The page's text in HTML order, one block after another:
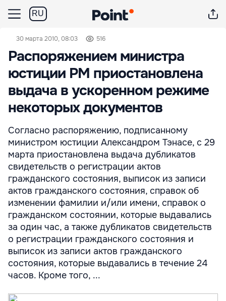
RU
30 марта 2010, 08:03 516
Распоряжением министра
юстиции РМ приостановлена
выдача в ускоренном режиме
некоторых документов
Согласно распоряжению, подписанному
министром юстиции Александром Тэнасе, с 29
марта приостановлена выдача дубликатов
свидетельств о регистрации актов
гражданского состояния, выписок из записи
актов гражданского состояния, справок об
изменении фамилии и/или имени, справок о
гражданском состоянии, которые выдавались
за один час, а также дубликатов свидетельств
о регистрации гражданского состояния и
выписок из записи актов гражданского
состояния, которые выдавались в течение 24
часов. Кроме того, ...